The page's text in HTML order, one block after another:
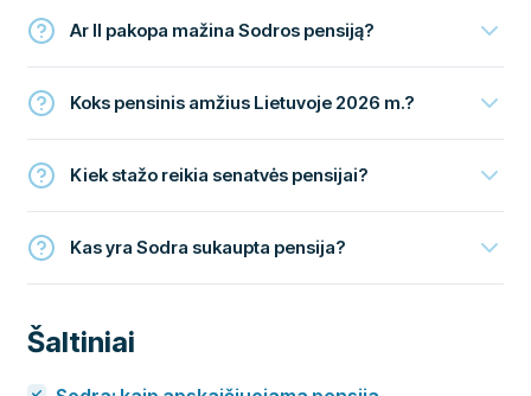
Ar II pakopa mažina Sodros pensiją?
Koks pensinis amžius Lietuvoje 2026 m.?
Kiek stažo reikia senatvės pensijai?
Kas yra Sodra sukaupta pensija?
Šaltiniai